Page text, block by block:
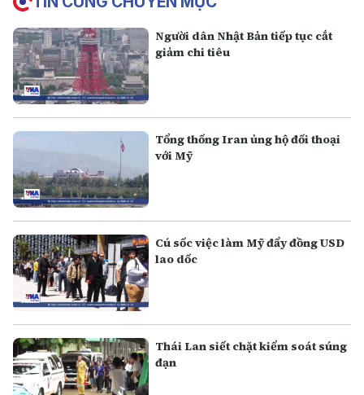
Người dân Nhật Bản tiếp tục cắt
giảm chi tiêu
Tổng thống Iran ủng hộ đối thoại
với Mỹ
Cú sốc việc làm Mỹ đẩy đồng USD
lao dốc
Thái Lan siết chặt kiểm soát súng
đạn